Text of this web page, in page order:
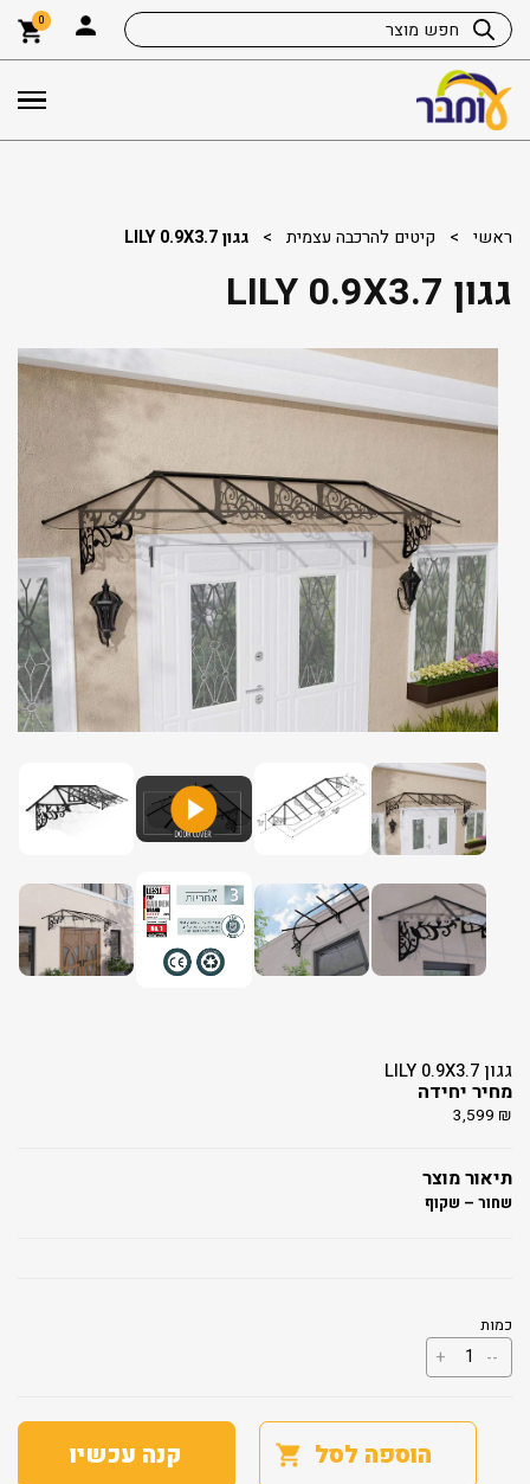
0
ראשי > קיטים להרכבה עצמית > גגון LILY 0.9X3.7
גגון LILY 0.9X3.7
גגון LILY 0.9X3.7
מחיר יחידה
3,599 ₪
תיאור מוצר
שחור – שקוף
כמות
--
כמות
של
גגון
0.9X3.7
+
הוספה לסל קנה עכשיו